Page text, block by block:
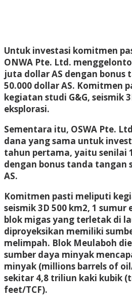
Untuk investasi komitmen
ONWA Pte. Ltd.
juta dollar AS dengan bonus
50.000 dollar AS. Komitmen
kegiatan studi G&G, seismik
eksplorasi.
Sementara itu, OSWA Pte.
dana yang sama untuk
tahun pertama, yaitu senilai
dengan bonus tanda tangan
AS.
Komitmen pasti meliputi
seismik 3D 500 km2, 1 sumur
blok migas yang terletak di
diproyeksikan memiliki
melimpah. Blok Meulaboh
sumber daya minyak
minyak (millions barrels of
sekitar 4,8 triliun kaki kubik
feet/TCF).